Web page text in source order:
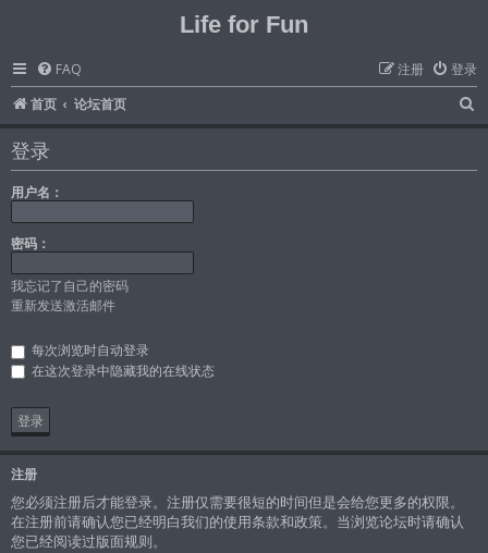
Life for Fun
FAQ 登录
注册
首页
论坛首页
索
登录
用户名：
密码：
我忘记了自己的密码
重新发送激活邮件
每次浏览时自动登录
在这次登录中隐藏我的在线状态
注册
您必须注册后才能登录。注册仅需要很短的时间但是会给您更多的权限。
在注册前请确认您已经明白我们的使用条款和政策。当浏览论坛时请确认
您已经阅读过版面规则。